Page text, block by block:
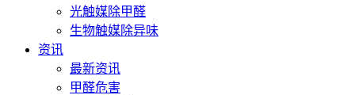
光触媒除甲醛
生物触媒除异味
资讯
最新资讯
甲醛危害